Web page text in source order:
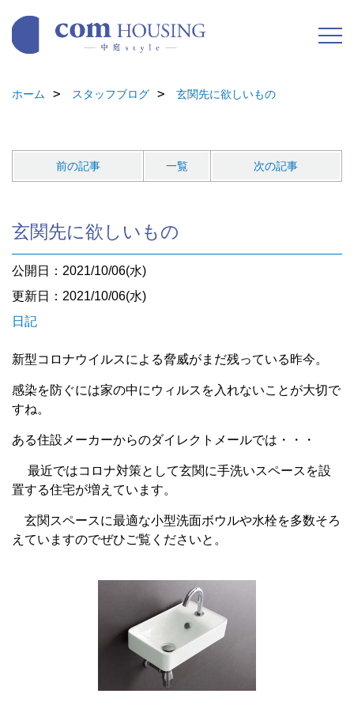
ホーム スタッフブログ 玄関先に欲しいもの
前の記事 一覧 次の記事
玄関先に欲しいもの
公開日：2021/10/06(水)
更新日：2021/10/06(水)
日記
新型コロナウイルスによる脅威がまだ残っている昨今。
感染を防ぐには家の中にウィルスを入れないことが大切で
すね。
ある住設メーカーからのダイレクトメールでは・・・
最近ではコロナ対策として玄関に手洗いスペースを設
置する住宅が増えています。
玄関スペースに最適な小型洗面ボウルや水栓を多数そろ
えていますのでぜひご覧くださいと。